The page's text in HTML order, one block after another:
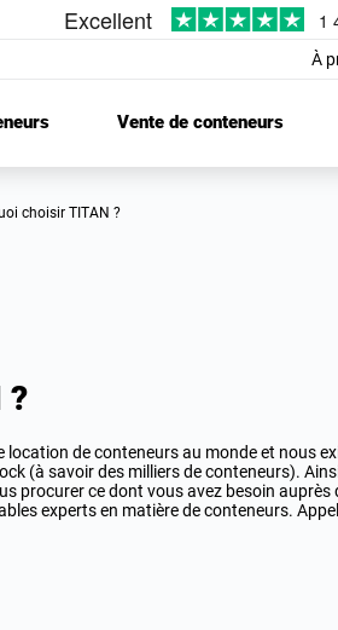
À
Vente de conteneurs
choisir TITAN ?
?
location de conteneurs au monde et nous
(à savoir des milliers de conteneurs).
procurer ce dont vous avez besoin auprès
experts en matière de conteneurs.